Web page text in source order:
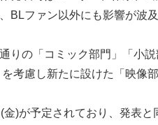
BLファン以外にも影響が波及
りの「コミック部門」「小
考慮し新たに設けた「映像
)が予定されており、発表